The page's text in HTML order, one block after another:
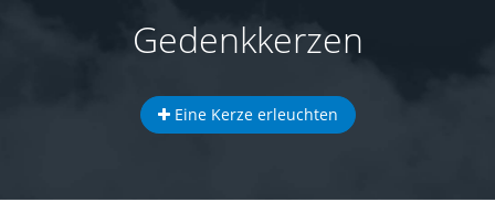
Gedenkkerzen
Eine Kerze erleuchten